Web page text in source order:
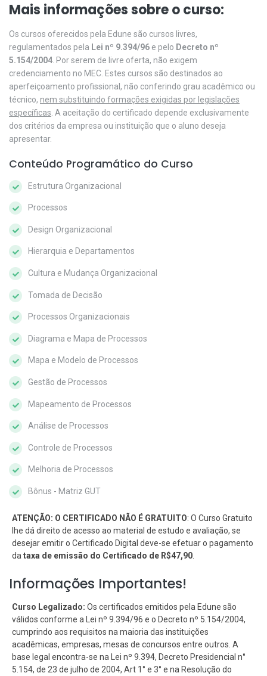
Mais informações sobre o curso:
Os cursos oferecidos pela Edune são cursos livres,
regulamentados pela Lei nº 9.394/96 e pelo Decreto nº
5.154/2004 . Por serem de livre oferta, não exigem
credenciamento no MEC. Estes cursos são destinados ao
aperfeiçoamento profissional, não conferindo grau acadêmico ou
técnico, nem substituindo formações exigidas por legislações
específicas . A aceitação do certificado depende exclusivamente
dos critérios da empresa ou instituição que o aluno deseja
apresentar.
Conteúdo Programático do Curso
Estrutura Organizacional
Processos
Design Organizacional
Hierarquia e Departamentos
Cultura e Mudança Organizacional
Tomada de Decisão
Processos Organizacionais
Diagrama e Mapa de Processos
Mapa e Modelo de Processos
Gestão de Processos
Mapeamento de Processos
Análise de Processos
Controle de Processos
Melhoria de Processos
Bônus - Matriz GUT
ATENÇÃO: O CERTIFICADO NÃO É GRATUITO: O Curso Gratuito
lhe dá direito de acesso ao material de estudo e avaliação, se
desejar emitir o Certificado Digital deve-se efetuar o pagamento
da taxa de emissão do Certificado de R$47,90
Informações Importantes!
Curso Legalizado: Os certificados emitidos pela Edune são
válidos conforme a Lei nº 9.394/96 e o Decreto nº 5.154/2004,
cumprindo aos requisitos na maioria das instituições
acadêmicas, empresas, mesas de concursos entre outros. A
base legal encontra-se na Lei nº 9.394, Decreto Presidencial n°
5.154, de 23 de julho de 2004, Art 1° e 3° e na Resolução do